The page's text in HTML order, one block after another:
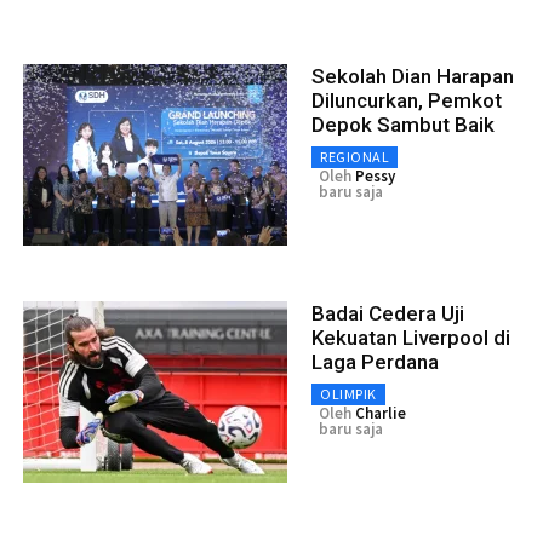
Sekolah Dian Harapan
Diluncurkan, Pemkot
Depok Sambut Baik
REGIONAL
Oleh Pessy
baru saja
Badai Cedera Uji
Kekuatan Liverpool di
Laga Perdana
OLIMPIK
Oleh Charlie
baru saja